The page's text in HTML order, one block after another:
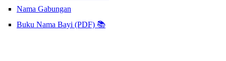
Nama Gabungan
Buku Nama Bayi (PDF) 📚